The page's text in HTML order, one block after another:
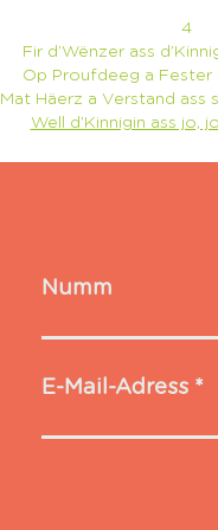
4
Fir d’Wënzer ass
Op Proufdeeg a Fester
Mat Häerz a Verstand ass
Well d’Kinnigin ass jo,
Numm
E-Mail-Adress